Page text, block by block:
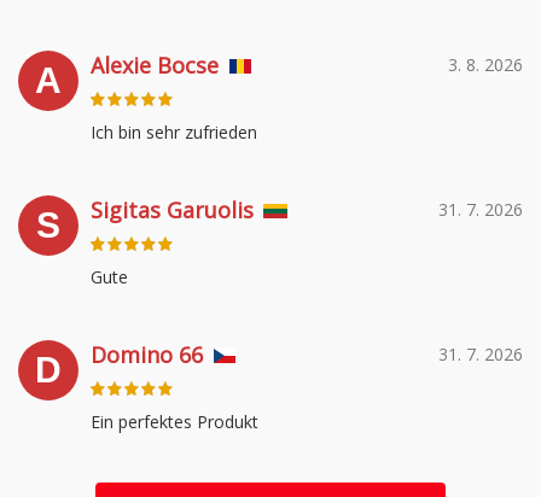
A 3. 8. 2026
Alexie Bocse
Ich bin sehr zufrieden
S 31. 7. 2026
Sigitas Garuolis
Gute
D 31. 7. 2026
Domino 66
Ein perfektes Produkt